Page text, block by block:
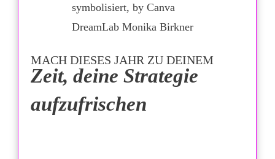
MACH DIESES JAHR ZU DEINEM
BESTEN JAHR!
Zeit, deine Strategie
aufzufrischen